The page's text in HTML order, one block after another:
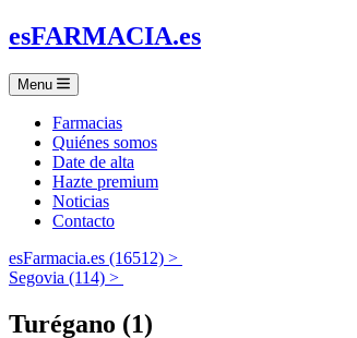
esFARMACIA.es
Menu
Farmacias
Quiénes somos
Date de alta
Hazte premium
Noticias
Contacto
esFarmacia.es (16512) >
Segovia (114) >
Turégano (1)